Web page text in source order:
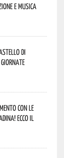
e musica
di
con le
Ecco il